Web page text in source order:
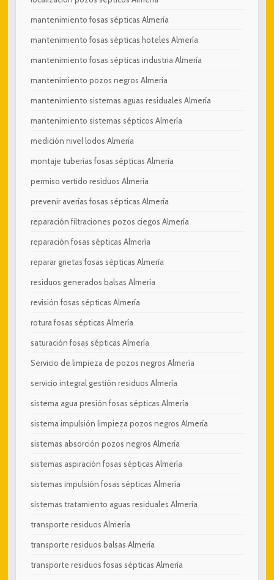
mantenimiento fosas sépticas Almería
mantenimiento fosas sépticas hoteles Almería
mantenimiento fosas sépticas industria Almería
mantenimiento pozos negros Almería
mantenimiento sistemas aguas residuales Almería
mantenimiento sistemas sépticos Almería
medición nivel lodos Almería
montaje tuberías fosas sépticas Almería
permiso vertido residuos Almería
prevenir averías fosas sépticas Almería
reparación filtraciones pozos ciegos Almería
reparación fosas sépticas Almería
reparar grietas fosas sépticas Almería
residuos generados balsas Almería
revisión fosas sépticas Almería
rotura fosas sépticas Almería
saturación fosas sépticas Almería
Servicio de limpieza de pozos negros Almería
servicio integral gestión residuos Almería
sistema agua presión fosas sépticas Almería
sistema impulsión limpieza pozos negros Almería
sistemas absorción pozos negros Almería
sistemas aspiración fosas sépticas Almería
sistemas impulsión fosas sépticas Almería
sistemas tratamiento aguas residuales Almería
transporte residuos Almería
transporte residuos balsas Almería
transporte residuos fosas sépticas Almería